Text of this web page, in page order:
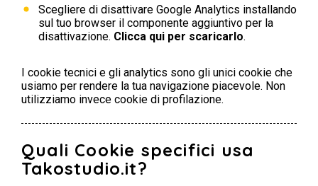
Scegliere di disattivare Google Analytics installando
sul tuo browser il componente aggiuntivo per la
disattivazione. Clicca qui per scaricarlo.
I cookie tecnici e gli analytics sono gli unici cookie che
usiamo per rendere la tua navigazione piacevole. Non
utilizziamo invece cookie di profilazione.
Quali Cookie specifici usa
Takostudio.it?